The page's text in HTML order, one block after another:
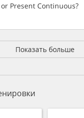
Present Continuous?
Показать больше